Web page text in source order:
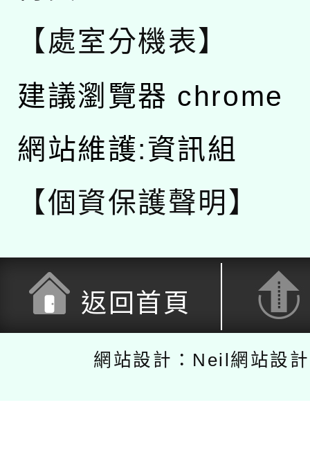
【處室分機表】
建議瀏覽器 chrome
網站維護:資訊組
【個資保護聲明】
返回首頁
網站設計：Neil網站設